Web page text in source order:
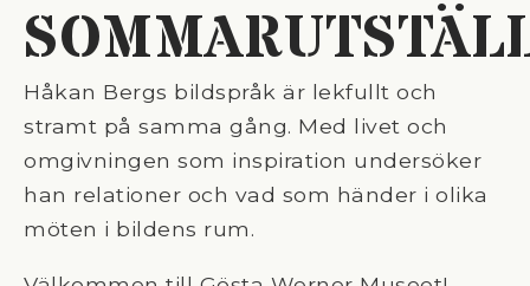
Håkan Bergs bildspråk är lekfullt och
stramt på samma gång. Med livet och
omgivningen som inspiration undersöker
han relationer och vad som händer i olika
möten i bildens rum.